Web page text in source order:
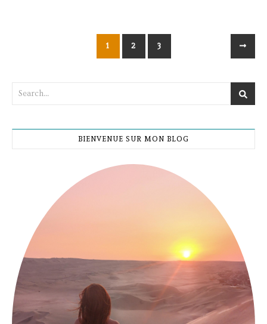
1 2 3
BIENVENUE SUR MON BLOG